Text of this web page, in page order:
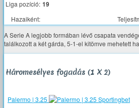
Liga pozíció: 19
Hazaiként:
A Serie A legjobb formában lévő csapata
találkozott a két gárda, 5-1-el kitömve mehetett
Háromesélyes fogadás (1 X 2)
Palermo | 3.25